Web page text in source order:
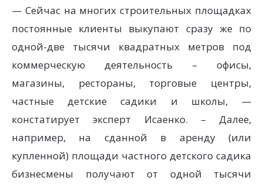
— Сейчас на многих строительных площадках
постоянные клиенты выкупают сразу же по
одной-две тысячи квадратных метров под
коммерческую деятельность – офисы,
магазины, рестораны, торговые центры,
частные детские садики и школы, —
констатирует эксперт Исаенко. – Далее,
например, на сданной в аренду (или
купленной) площади частного детского садика
бизнесмены получают от одной тысячи